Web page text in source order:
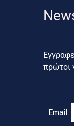
πρώτοι
Email: